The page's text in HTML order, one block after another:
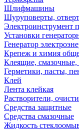
Шлифмашины
Шуруповерты,
Электроинструмент
Установки
Генератор
Крепеж и химия
Клеящие, смазочные,
Герметики, пасты,
Клей
Лента клейкая
Растворители,
Средства защитные
Средства смазочные
Жидкость